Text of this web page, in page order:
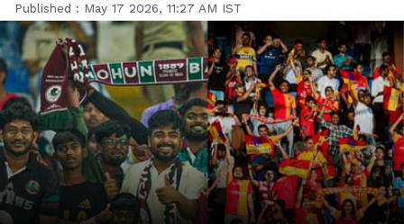
Published : May 17 2026, 11:27 AM IST